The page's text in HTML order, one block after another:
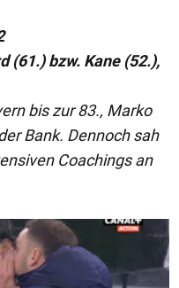
(61.) bzw. Kane (52.),
bis zur 83., Marko
Bank. Dennoch sah
Coachings an